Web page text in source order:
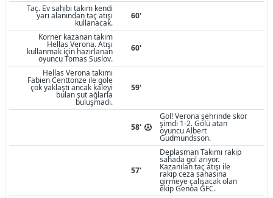
Taç. Ev sahibi takım kendi
yarı alanından taç atışı
kullanacak.
60'
Korner kazanan takım
Hellas Verona. Atışı
kullanmak için hazırlanan
oyuncu Tomas Suslov.
60'
Hellas Verona takımı
Fabien Centtonze ile gole
çok yaklaştı ancak kaleyi
bulan şut ağlarla
buluşmadı.
59'
58'
Gol! Verona şehrinde skor
şimdi 1-2. Golü atan
oyuncu Albert
Gudmundsson.
57'
Deplasman Takımı rakip
sahada gol arıyor.
Kazanılan taç atışı ile
rakip ceza sahasına
girmeye çalışacak olan
ekip Genoa GFC.